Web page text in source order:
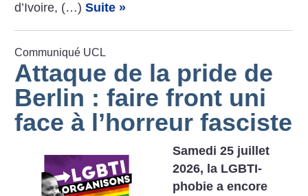
d’Ivoire, (…)Suite »
Communiqué UCL
Attaque de la pride de
Berlin : faire front uni
face à l’horreur fasciste
Samedi 25 juillet
2026, la LGBTI-
phobie a encore